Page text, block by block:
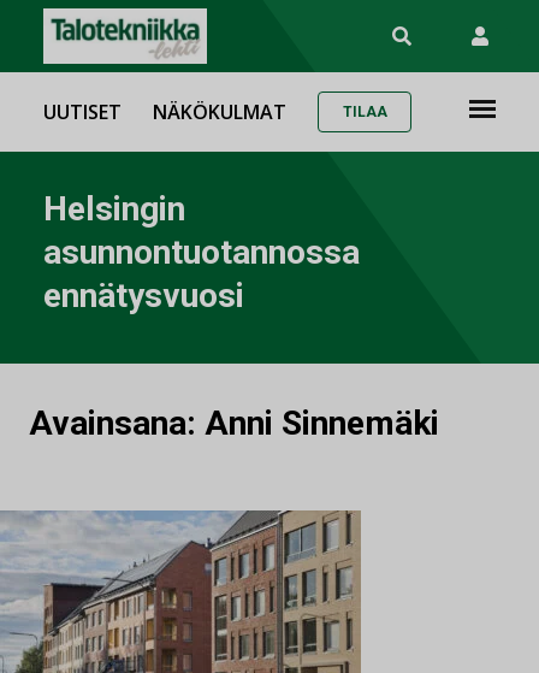
UUTISET NÄKÖKULMAT TILAA
Helsingin
asunnontuotannossa
ennätysvuosi
Avainsana: Anni Sinnemäki